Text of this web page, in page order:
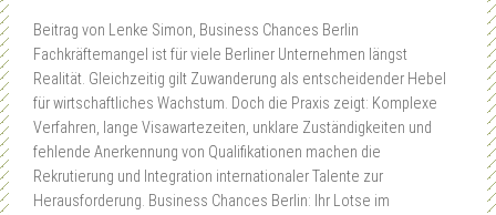
Beitrag von Lenke Simon, Business Chances Berlin
Fachkräftemangel ist für viele Berliner Unternehmen längst
Realität. Gleichzeitig gilt Zuwanderung als entscheidender Hebel
für wirtschaftliches Wachstum. Doch die Praxis zeigt: Komplexe
Verfahren, lange Visawartezeiten, unklare Zuständigkeiten und
fehlende Anerkennung von Qualifikationen machen die
Rekrutierung und Integration internationaler Talente zur
Herausforderung. Business Chances Berlin: Ihr Lotse im